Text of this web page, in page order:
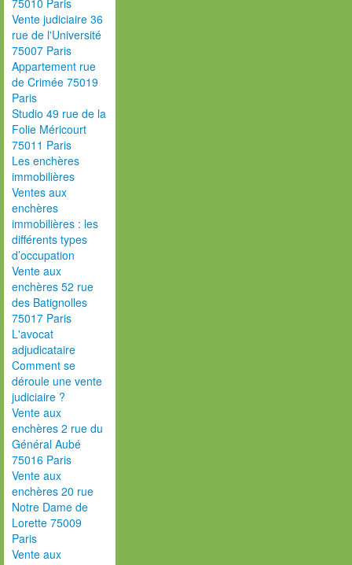
75010 Paris
Vente judiciaire 36
rue de l'Université
75007 Paris
Appartement rue
de Crimée 75019
Paris
Studio 49 rue de la
Folie Méricourt
75011 Paris
Les enchères
immobilières
Ventes aux
enchères
immobilières : les
différents types
d’occupation
Vente aux
enchères 52 rue
des Batignolles
75017 Paris
L'avocat
adjudicataire
Comment se
déroule une vente
judiciaire ?
Vente aux
enchères 2 rue du
Général Aubé
75016 Paris
Vente aux
enchères 20 rue
Notre Dame de
Lorette 75009
Paris
Vente aux